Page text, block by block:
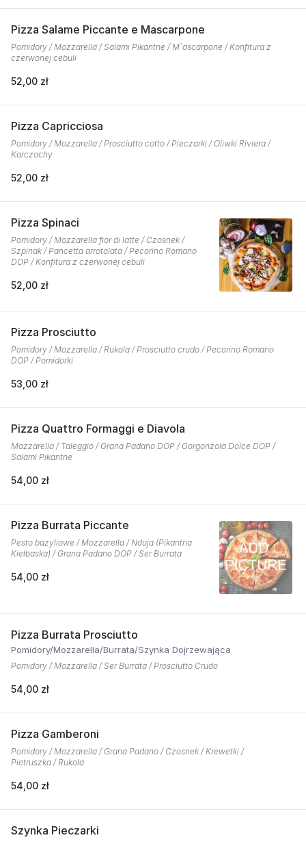
Pizza Salame Piccante e Mascarpone
Pomidory / Mozzarella / Salami Pikantne / M`ascarpone / Konfitura z
czerwonej cebuli
52,00 zł
Pizza Capricciosa
Pomidory / Mozzarella / Prosciutto cotto / Pieczarki / Oliwki Riviera /
Karczochy
52,00 zł
Pizza Spinaci
Pomidory / Mozzarella fior di latte / Czosnek /
Szpinak / Pancetta arrotolata / Pecorino Romano
DOP / Konfitura z czerwonej cebuli
52,00 zł
Pizza Prosciutto
Pomidory / Mozzarella / Rukola / Prosciutto crudo / Pecorino Romano
DOP / Pomidorki
53,00 zł
Pizza Quattro Formaggi e Diavola
Mozzarella / Taleggio / Grana Padano DOP / Gorgonzola Dolce DOP /
Salami Pikantne
54,00 zł
Pizza Burrata Piccante
Pesto bazyliowe / Mozzarella / Nduja (Pikantna
Kiełbaska) / Grana Padano DOP / Ser Burrata
54,00 zł
Pizza Burrata Prosciutto
Pomidory/Mozzarella/Burrata/Szynka Dojrzewająca
Pomidory / Mozzarella / Ser Burrata / Prosciutto Crudo
54,00 zł
Pizza Gamberoni
Pomidory / Mozzarella / Grana Padano / Czosnek / Krewetki /
Pietruszka / Rukola
54,00 zł
Szynka Pieczarki